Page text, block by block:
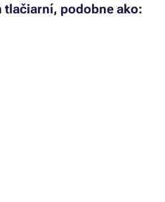
tlačiarní, podobne ako: